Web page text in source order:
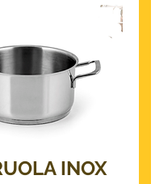
INOX